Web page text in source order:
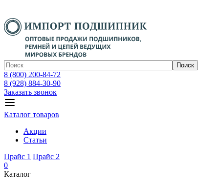
Поиск
8 (800) 200-84-72
8 (928) 884-30-90
Заказать звонок
Каталог товаров
Акции
Статьи
Прайс 1 Прайс 2
0
Каталог